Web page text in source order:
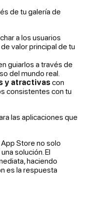
de tu galería de
a los usuarios
valor principal de tu
guiarlos a través de
del mundo real.
y atractivascon
consistentes con tu
las aplicaciones que
Store no solo
solución. El
haciendo
es la respuesta